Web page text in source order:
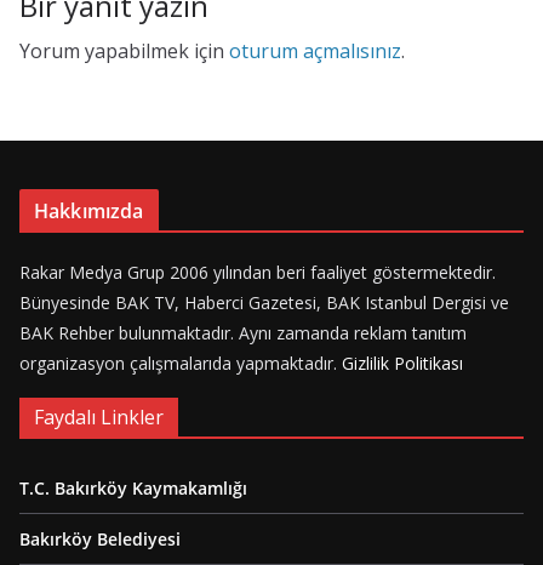
Yorum yapabilmek için oturum açmalısınız.
Hakkımızda
Rakar Medya Grup 2006 yılından beri faaliyet göstermektedir.
Bünyesinde BAK TV, Haberci Gazetesi, BAK Istanbul Dergisi ve
BAK Rehber bulunmaktadır. Aynı zamanda reklam tanıtım
organizasyon çalışmalarıda yapmaktadır. Gizlilik Politikası
Faydalı Linkler
T.C. Bakırköy Kaymakamlığı
Bakırköy Belediyesi